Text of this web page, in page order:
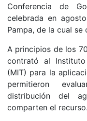
Conferencia de
celebrada en
Pampa, de la cual se
A principios de los
contrató al Instituto
(MIT) para la
permitieron
distribución del
comparten el recurso.